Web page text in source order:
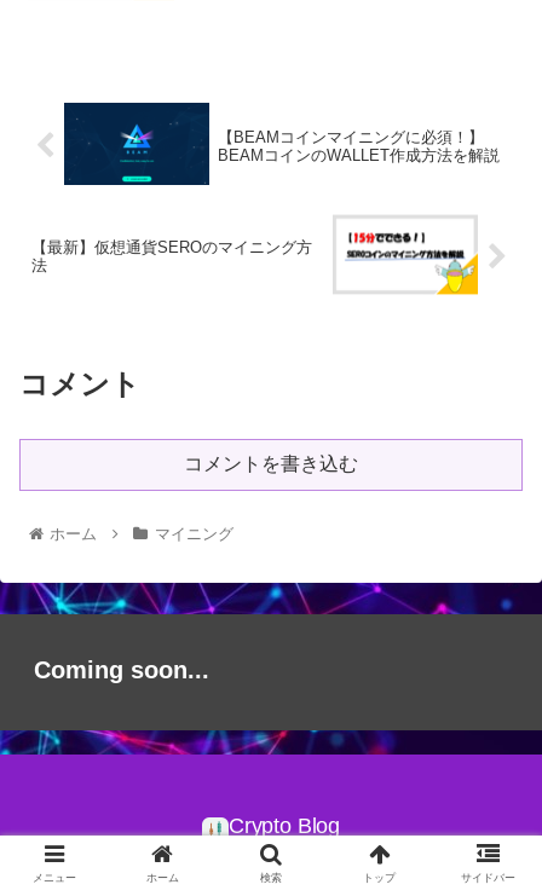
【BEAMコインマイニングに必須！】
BEAMコインのWALLET作成方法を解説
【最新】仮想通貨SEROのマイニング方
法
コメント
コメントを書き込む
ホーム マイニング
Coming soon...
Crypto Blog
© 2021 Crypto Blog.
メニュー ホーム 検索 トップ サイドバー